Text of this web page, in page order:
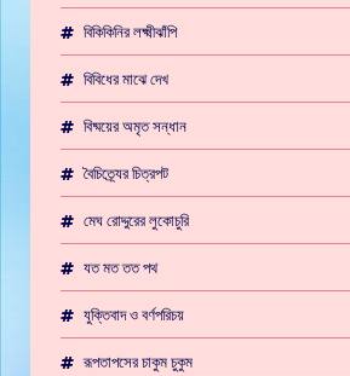
বিকিকিনির লক্ষ্মীঝাঁপি
বিবিধের মাঝে দেখ
বিষ্ময়ের অমৃত সন্ধান
বৈচিত্র্যের চিত্রপট
মেঘ রোদ্দুরের লুকোচুরি
যত মত তত পথ
যুক্তিবাদ ও বর্ণপরিচয়
রূপতাপসের চাকুম চুকুম